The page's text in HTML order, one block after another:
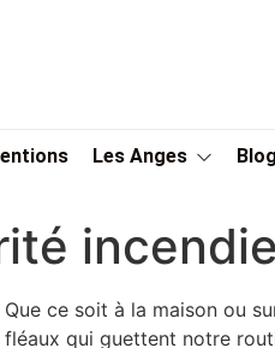
Les Anges Blog
Que ce soit à la maison ou
fléaux qui guettent notre